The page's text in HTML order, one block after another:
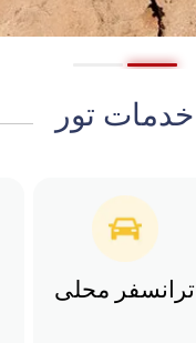
خدمات تور
ترانسفر محلی